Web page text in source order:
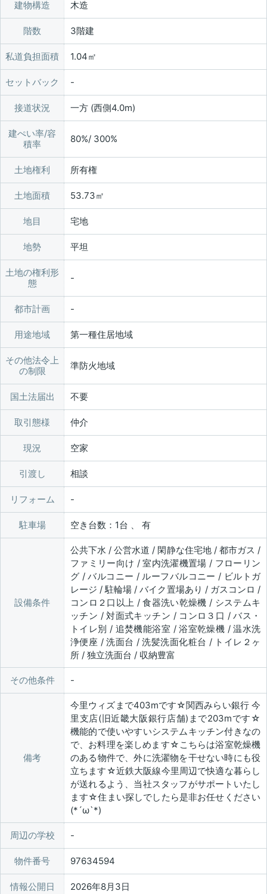
建物構造 木造
階数 3階建
私道負担面積 1.04㎡
セットバック
接道状況 一方 (西側4.0m)
建ぺい率/容
積率
80%/ 300%
土地権利 所有権
土地面積 53.73㎡
地目 宅地
地勢 平坦
土地の権利形
態
都市計画
用途地域 第一種住居地域
その他法令上
の制限
準防火地域
国土法届出 不要
取引態様 仲介
現況 空家
引渡し 相談
リフォーム
駐車場 空き台数：1台 、 有
設備条件
公共下水 / 公営水道 / 閑静な住宅地 / 都市ガス /
ファミリー向け / 室内洗濯機置場 / フローリン
グ / バルコニー / ルーフバルコニー / ビルトガ
レージ / 駐輪場 / バイク置場あり / ガスコンロ /
コンロ２口以上 / 食器洗い乾燥機 / システムキ
ッチン / 対面式キッチン / コンロ３口 / バス・
トイレ別 / 追焚機能浴室 / 浴室乾燥機 / 温水洗
浄便座 / 洗面台 / 洗髪洗面化粧台 / トイレ２ヶ
所 / 独立洗面台 / 収納豊富
その他条件
備考
今里ウィズまで403mです☆関西みらい銀行 今
里支店(旧近畿大阪銀行店舗)まで203mです☆
機能的で使いやすいシステムキッチン付きなの
で、お料理を楽しめます☆こちらは浴室乾燥機
のある物件で、外に洗濯物を干せない時にも役
立ちます☆近鉄大阪線今里周辺で快適な暮らし
が送れるよう、当社スタッフがサポートいたし
ます☆住まい探しでしたら是非お任せください
(*´ω`*)
周辺の学校
物件番号 97634594
情報公開日 2026年8月3日